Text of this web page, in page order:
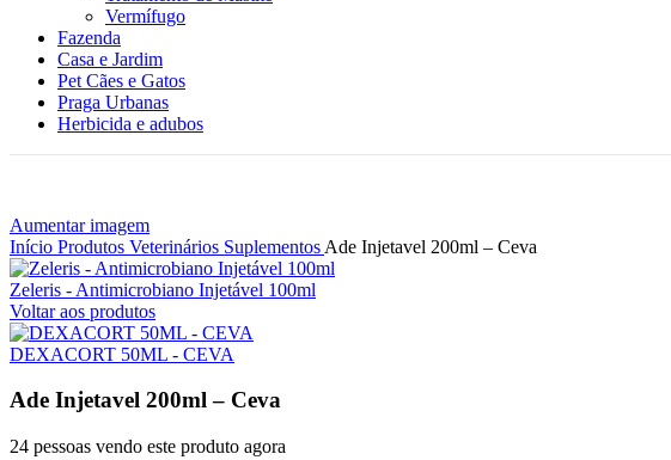
Vermífugo
Fazenda
Casa e Jardim
Pet Cães e Gatos
Praga Urbanas
Herbicida e adubos
Aumentar imagem
Início Produtos Veterinários Suplementos Ade Injetavel 200ml – Ceva
Zeleris - Antimicrobiano Injetável 100ml
Voltar aos produtos
DEXACORT 50ML - CEVA
Ade Injetavel 200ml – Ceva
24 pessoas vendo este produto agora